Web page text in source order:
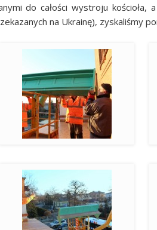
do całości wystroju kościoła,
na Ukrainę), zyskaliśmy